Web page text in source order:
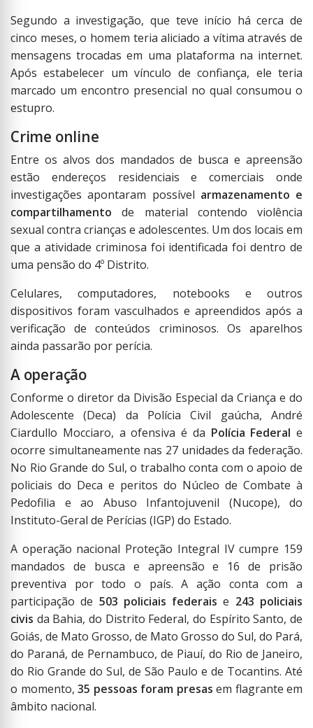
Segundo a investigação, que teve início há cerca de
cinco meses, o homem teria aliciado a vítima através de
mensagens trocadas em uma plataforma na internet.
Após estabelecer um vínculo de confiança, ele teria
marcado um encontro presencial no qual consumou o
estupro.
Crime online
Entre os alvos dos mandados de busca e apreensão
estão endereços residenciais e comerciais onde
investigações apontaram possível armazenamento e
compartilhamentode material contendo violência
sexual contra crianças e adolescentes. Um dos locais em
que a atividade criminosa foi identificada foi dentro de
uma pensão do 4º Distrito.
Celulares, computadores, notebooks e outros
dispositivos foram vasculhados e apreendidos após a
verificação de conteúdos criminosos. Os aparelhos
ainda passarão por perícia.
A operação
Conforme o diretor da Divisão Especial da Criança e do
Adolescente (Deca) da Polícia Civil gaúcha, André
Ciardullo Mocciaro, a ofensiva é da Polícia Federal e
ocorre simultaneamente nas 27 unidades da federação.
No Rio Grande do Sul, o trabalho conta com o apoio de
policiais do Deca e peritos do Núcleo de Combate à
Pedofilia e ao Abuso Infantojuvenil (Nucope), do
Instituto-Geral de Perícias (IGP) do Estado.
A operação nacional Proteção Integral IV cumpre 159
mandados de busca e apreensão e 16 de prisão
preventiva por todo o país. A ação conta com a
participação de 503 policiais federais e 243 policiais
civis da Bahia, do Distrito Federal, do Espírito Santo, de
Goiás, de Mato Grosso, de Mato Grosso do Sul, do Pará,
do Paraná, de Pernambuco, de Piauí, do Rio de Janeiro,
do Rio Grande do Sul, de São Paulo e de Tocantins. Até
o momento, 35 pessoas foram presas em flagrante em
âmbito nacional.